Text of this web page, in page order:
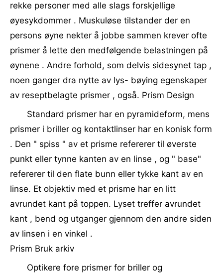
rekke personer med alle slags forskjellige
øyesykdommer . Muskuløse tilstander der en
persons øyne nekter å jobbe sammen krever ofte
prismer å lette den medfølgende belastningen på
øynene . Andre forhold, som delvis sidesynet tap ,
noen ganger dra nytte av lys- bøying egenskaper
av reseptbelagte prismer , også. Prism Design
Standard prismer har en pyramideform, mens
prismer i briller og kontaktlinser har en konisk form
. Den " spiss " av et prisme refererer til øverste
punkt eller tynne kanten av en linse , og " base"
refererer til den flate bunn eller tykke kant av en
linse. Et objektiv med et prisme har en litt
avrundet kant på toppen. Lyset treffer avrundet
kant , bend og utganger gjennom den andre siden
av linsen i en vinkel .
Prism Bruk arkiv
Optikere fore prismer for briller og